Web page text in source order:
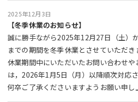
2025年12月3日
【冬季休業のお知らせ】
誠に勝手ながら2025年12月27日（土）
までの期間を冬季休業とさせていただき
休業期間中にいただいたお問い合わせ
は，2026年1月5日（月）以降順次対応
何卒ご了承くださいますようお願い申し